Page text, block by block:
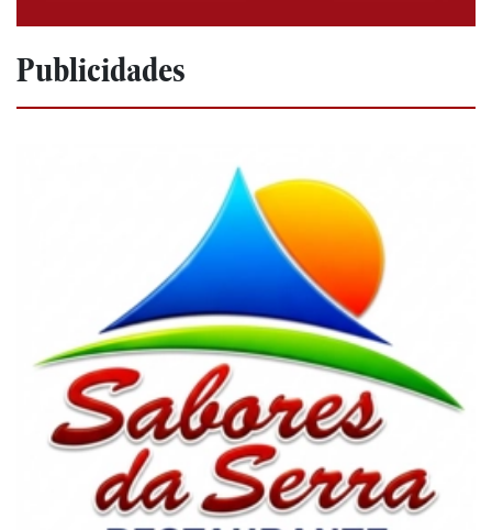
Publicidades